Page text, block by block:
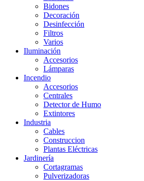
Bidones
Decoración
Desinfección
Filtros
Varios
Iluminación
Accesorios
Lámparas
Incendio
Accesorios
Centrales
Detector de Humo
Extintores
Industria
Cables
Construccion
Plantas Eléctricas
Jardinería
Cortagramas
Pulverizadoras